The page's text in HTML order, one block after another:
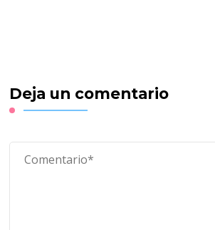
Deja un comentario